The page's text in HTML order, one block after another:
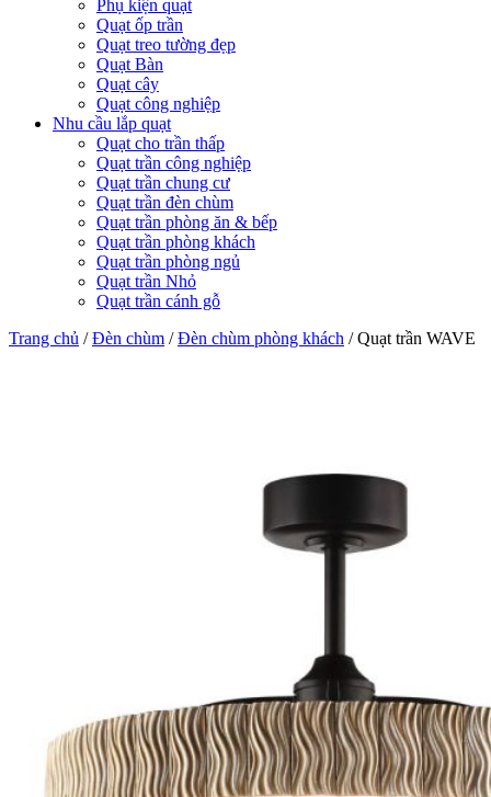
Phụ kiện quạt
Quạt ốp trần
Quạt treo tường đẹp
Quạt Bàn
Quạt cây
Quạt công nghiệp
Nhu cầu lắp quạt
Quạt cho trần thấp
Quạt trần công nghiệp
Quạt trần chung cư
Quạt trần đèn chùm
Quạt trần phòng ăn & bếp
Quạt trần phòng khách
Quạt trần phòng ngủ
Quạt trần Nhỏ
Quạt trần cánh gỗ
Trang chủ /Đèn chùm /Đèn chùm phòng khách /Quạt trần WAVE